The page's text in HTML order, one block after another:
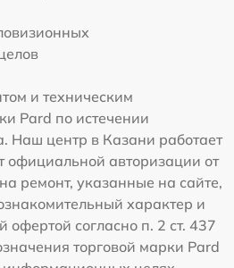
и техническим
Pard по истечении
Наш центр в Казани работает
официальной авторизации от
ремонт, указанные на сайте,
характер и
офертой согласно п. 2 ст. 437
торговой марки Pard